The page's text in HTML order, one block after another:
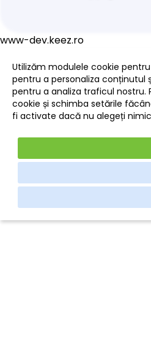
www-dev.keez.ro